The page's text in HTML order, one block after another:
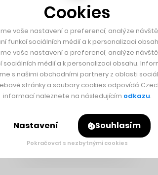
Cookies
vaše nastavení a preferencí, analýze
funkcí sociálních médií a k personalizaci
vaše nastavení a preferencí, analýze
médií a k personalizaci obsahu.
s našimi obchodními partnery z oblasti
stránky a soubory cookies odpovídá
informací naleznete na následujícím odkazu.
Nastavení Souhlasím
Pokračovat s nezbytnými cookies